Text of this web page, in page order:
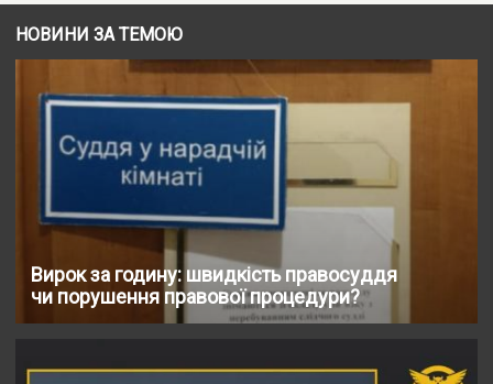
НОВИНИ ЗА ТЕМОЮ
Вирок за годину: швидкість правосуддя
чи порушення правової процедури?